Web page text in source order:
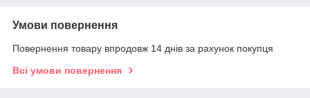
Умови повернення
Повернення товару впродовж 14 днів за рахунок покупця
Всі умови повернення